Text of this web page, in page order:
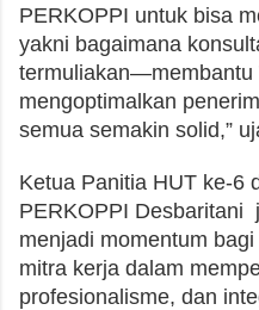
PERKOPPI untuk bisa
yakni bagaimana
termuliakan—membantu
mengoptimalkan
semua semakin solid,”
Ketua Panitia HUT ke-6
PERKOPPI Desbaritani
menjadi momentum
mitra kerja dalam
profesionalisme, dan